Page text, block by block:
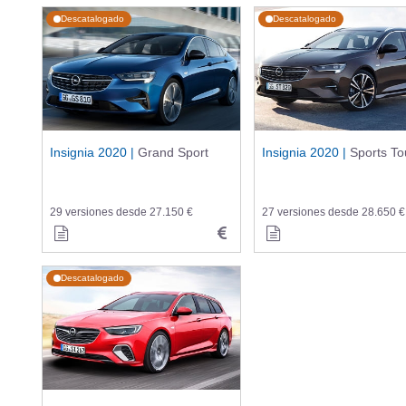
Descatalogado
Insignia 2020 | Grand Sport
29 versiones desde 27.150 €
Descatalogado
Insignia 2020 | Sports
27 versiones desde 28.650 €
Descatalogado